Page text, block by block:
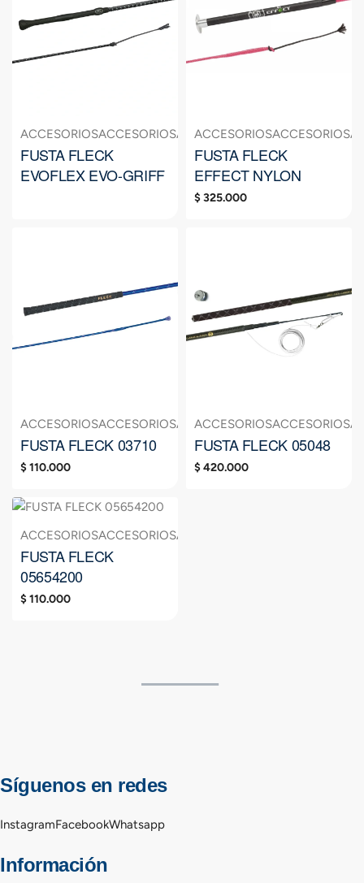
ACCESORIOSACCESORIOSACCESORIOSFUSTAFUSTAFUSTA
FUSTA FLECK
EVOFLEX EVO-GRIFF
ACCESORIOSACCESORIOS
FUSTA FLECK
EFFECT NYLON
$325.000
ACCESORIOSACCESORIOSACCESORIOSFUSTAFUSTAFUSTA
FUSTA FLECK 03710
$110.000
ACCESORIOSACCESORIOS
FUSTA FLECK 05048
$420.000
ACCESORIOSACCESORIOSACCESORIOS
FUSTA FLECK
05654200
$110.000
Síguenos en redes
InstagramFacebookWhatsapp
Información